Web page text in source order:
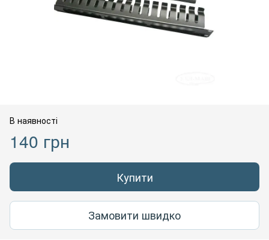
В наявності
140 грн
Купити
Замовити швидко